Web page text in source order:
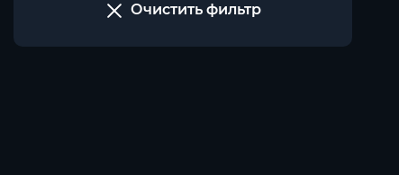
Очистить фильтр